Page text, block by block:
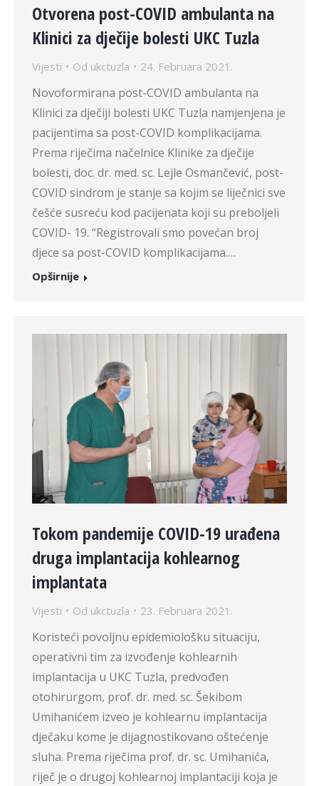
Otvorena post-COVID ambulanta na
Klinici za dječije bolesti UKC Tuzla
Vijesti Od ukctuzla 24. Februara 2021.
Novoformirana post-COVID ambulanta na
Klinici za dječiji bolesti UKC Tuzla namjenjena je
pacijentima sa post-COVID komplikacijama.
Prema riječima načelnice Klinike za dječije
bolesti, doc. dr. med. sc. Lejle Osmančević, post-
COVID sindrom je stanje sa kojim se liječnici sve
češće susreću kod pacijenata koji su preboljeli
COVID- 19. “Registrovali smo povećan broj
djece sa post-COVID komplikacijama.…
Opširnije
Tokom pandemije COVID-19 urađena
druga implantacija kohlearnog
implantata
Vijesti Od ukctuzla 23. Februara 2021.
Koristeći povoljnu epidemiološku situaciju,
operativni tim za izvođenje kohlearnih
implantacija u UKC Tuzla, predvođen
otohirurgom, prof. dr. med. sc. Šekibom
Umihanićem izveo je kohlearnu implantacija
dječaku kome je dijagnostikovano oštećenje
sluha. Prema riječima prof. dr. sc. Umihanića,
riječ je o drugoj kohlearnoj implantaciji koja je